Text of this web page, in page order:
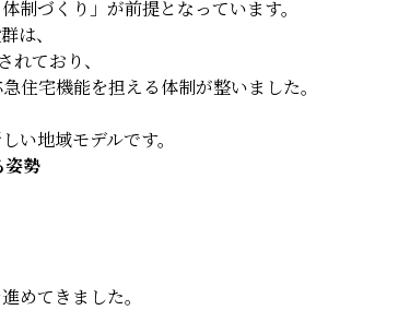
制づくり」が前提となっています。
は、
ており、
住宅機能を担える体制が整いました。
い地域モデルです。
姿勢
めてきました。